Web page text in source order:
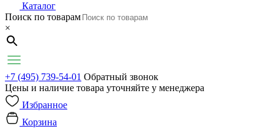
Каталог
Поиск по товарам
×
+7 (495) 739-54-01 Обратный звонок
Цены и наличие товара уточняйте у менеджера
Избранное
Корзина